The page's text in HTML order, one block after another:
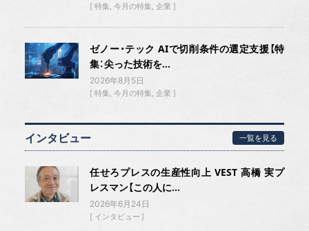
特集 今月の特集 企業
ゼノー・テック AIで切削条件の選定支援【特
集：尖った技術を...
2026年8月5日
特集 今月の特集 企業
インタビュー 一覧を見る
任せろプレスの生産性向上 VEST 高橋 実プ
レスマン【この人に...
2026年6月24日
インタビュー